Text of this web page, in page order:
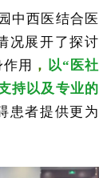
中西医结合医
况展开了探讨
用 ， 以“医社
持以及专业的
患者提供更为